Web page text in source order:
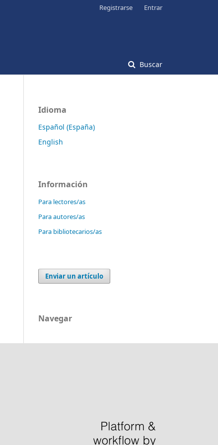
Buscar
Registrarse Entrar
Idioma
Español (España)
English
Información
Para lectores/as
Para autores/as
Para bibliotecarios/as
Enviar un artículo
Navegar